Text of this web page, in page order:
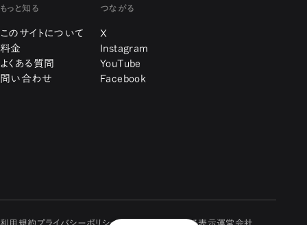
もっと知る
このサイトについて
料金
よくある質問
問い合わせ
つながる
X
Instagram
YouTube
Facebook
利用規約 プライバシーポリシー 特定商取引に関する表示運営会社